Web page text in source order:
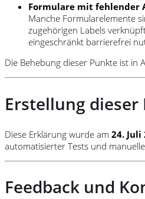
Formulare mit fehlender
Manche Formularelemente
zugehörigen Labels
eingeschränkt barrierefrei
Die Behebung dieser Punkte ist in
Erstellung dieser
Diese Erklärung wurde am 24. Juli
automatisierter Tests und
Feedback und